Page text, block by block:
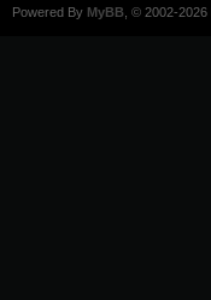
Powered By MyBB , © 2002-2026